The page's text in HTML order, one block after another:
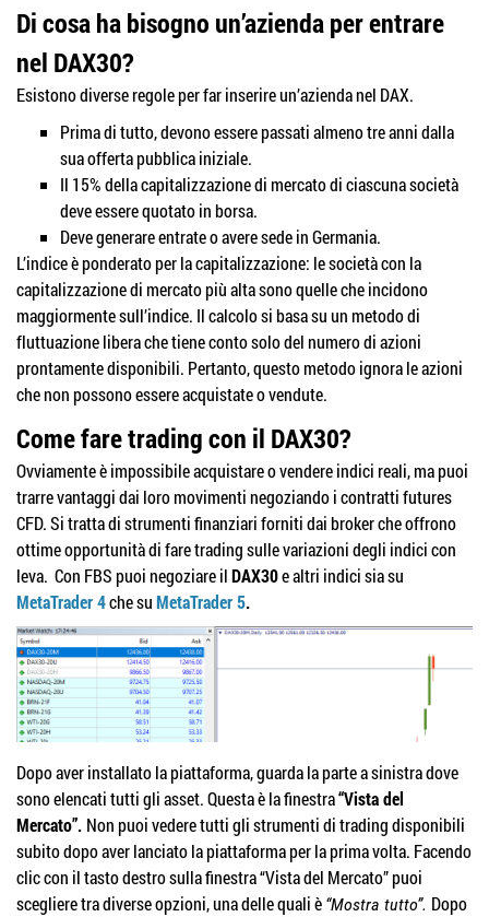
Di cosa ha bisogno un’azienda per entrare
nel DAX30?
Esistono diverse regole per far inserire un’azienda nel DAX.
Prima di tutto, devono essere passati almeno tre anni dalla
sua offerta pubblica iniziale.
Il 15% della capitalizzazione di mercato di ciascuna società
deve essere quotato in borsa.
Deve generare entrate o avere sede in Germania.
L’indice è ponderato per la capitalizzazione: le società con la
capitalizzazione di mercato più alta sono quelle che incidono
maggiormente sull’indice. Il calcolo si basa su un metodo di
fluttuazione libera che tiene conto solo del numero di azioni
prontamente disponibili. Pertanto, questo metodo ignora le azioni
che non possono essere acquistate o vendute.
Come fare trading con il DAX30?
Ovviamente è impossibile acquistare o vendere indici reali, ma puoi
trarre vantaggi dai loro movimenti negoziando i contratti futures
CFD. Si tratta di strumenti finanziari forniti dai broker che offrono
ottime opportunità di fare trading sulle variazioni degli indici con
leva. Con FBS puoi negoziare ilDAX30e altri indici sia su
MetaTrader 4che suMetaTrader 5.
Dopo aver installato la piattaforma, guarda la parte a sinistra dove
sono elencati tutti gli asset. Questa è la finestra“Vista del
Mercato”. Non puoi vedere tutti gli strumenti di trading disponibili
subito dopo aver lanciato la piattaforma per la prima volta. Facendo
clic con il tasto destro sulla finestra “Vista del Mercato” puoi
scegliere tra diverse opzioni, una delle quali è “Mostra tutto”. Dopo